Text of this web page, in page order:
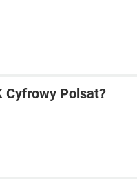
Cyfrowy Polsat?